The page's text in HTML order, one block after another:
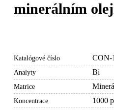
minerálním
Katalógové číslo CON-
Analyty Bi
Matrice
Koncentrace 1000